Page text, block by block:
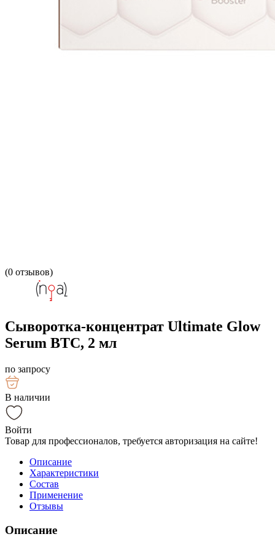
(0 отзывов)
Сыворотка-концентрат Ultimate Glow
Serum BTC, 2 мл
по запросу
В наличии
Войти
Товар для профессионалов, требуется авторизация на сайте!
Описание
Характеристики
Состав
Применение
Отзывы
Описание